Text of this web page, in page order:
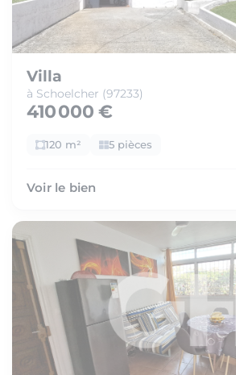
Villa
à Schoelcher (97233)
410 000 €
120 m² 5 pièces
Voir le bien